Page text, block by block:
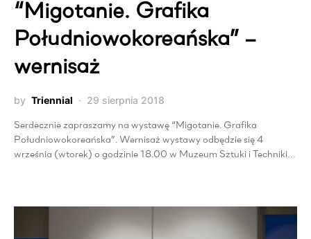
“Migotanie. Grafika
Południowokoreańska” –
wernisaż
by Triennial 29 sierpnia 2018
Serdecznie zapraszamy na wystawę “Migotanie. Grafika
Południowokoreańska”. Wernisaż wystawy odbędzie się 4
września (wtorek) o godzinie 18.00 w Muzeum Sztuki i Techniki…